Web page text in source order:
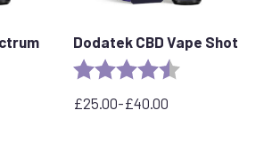
out of 5 stars
Dodatek CBD Vape Shot
Rating:
£25.00-£40.00
Zakres